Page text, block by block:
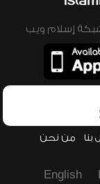
بنا من نحن
English